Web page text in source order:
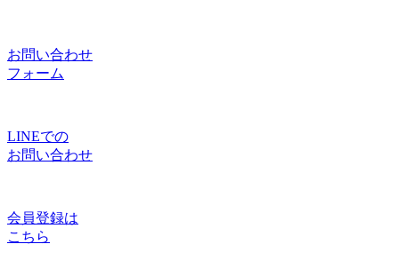
お問い合わせ
フォーム
LINEでの
お問い合わせ
会員登録は
こちら